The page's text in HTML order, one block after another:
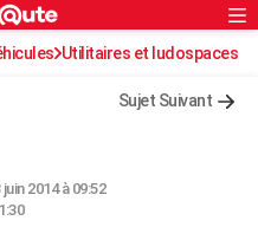
Rechercher
Utilitaires et ludospaces
Sujet Suivant
2014 à 09:52